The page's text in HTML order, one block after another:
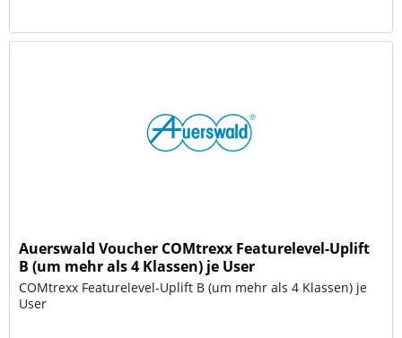
Auerswald Voucher COMtrexx Featurelevel-Uplift
B (um mehr als 4 Klassen) je User
COMtrexx Featurelevel-Uplift B (um mehr als 4 Klassen) je
User